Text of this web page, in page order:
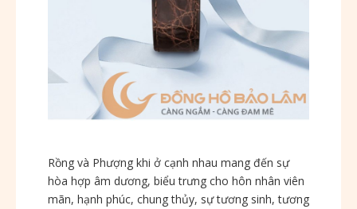
Rồng và Phượng khi ở cạnh nhau mang đến sự
hòa hợp âm dương, biểu trưng cho hôn nhân viên
mãn, hạnh phúc, chung thủy, sự tương sinh, tương